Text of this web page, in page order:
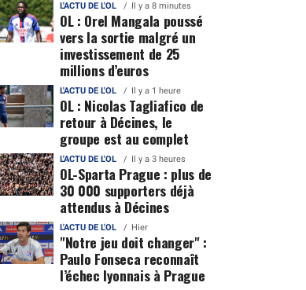
L'ACTU DE L'OL Il y a 8 minutes
OL : Orel Mangala poussé
vers la sortie malgré un
investissement de 25
millions d’euros
L'ACTU DE L'OL Il y a 1 heure
OL : Nicolas Tagliafico de
retour à Décines, le
groupe est au complet
L'ACTU DE L'OL Il y a 3 heures
OL-Sparta Prague : plus de
30 000 supporters déjà
attendus à Décines
L'ACTU DE L'OL Hier
"Notre jeu doit changer" :
Paulo Fonseca reconnaît
l’échec lyonnais à Prague